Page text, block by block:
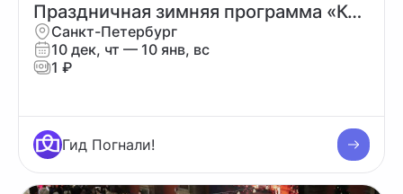
Праздничная зимняя программа «Когда приходит Новый год?» 2026
Санкт-Петербург
10 дек, чт — 10 янв, вс
1 ₽
Гид Погнали!